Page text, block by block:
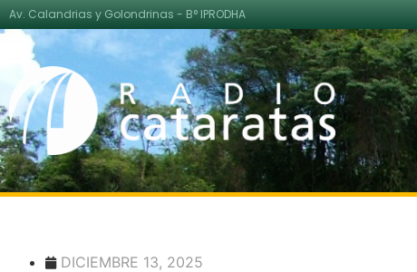
Av. Calandrias y Golondrinas - B° IPRODHA
DICIEMBRE 13, 2025